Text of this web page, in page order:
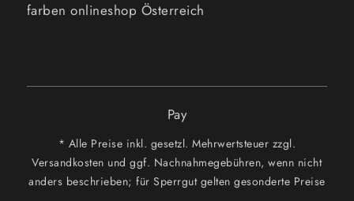
farben onlineshop Österreich
Pay
* Alle Preise inkl. gesetzl. Mehrwertsteuer zzgl.
Versandkosten und ggf. Nachnahmegebühren, wenn nicht
anders beschrieben; für Sperrgut gelten gesonderte Preise